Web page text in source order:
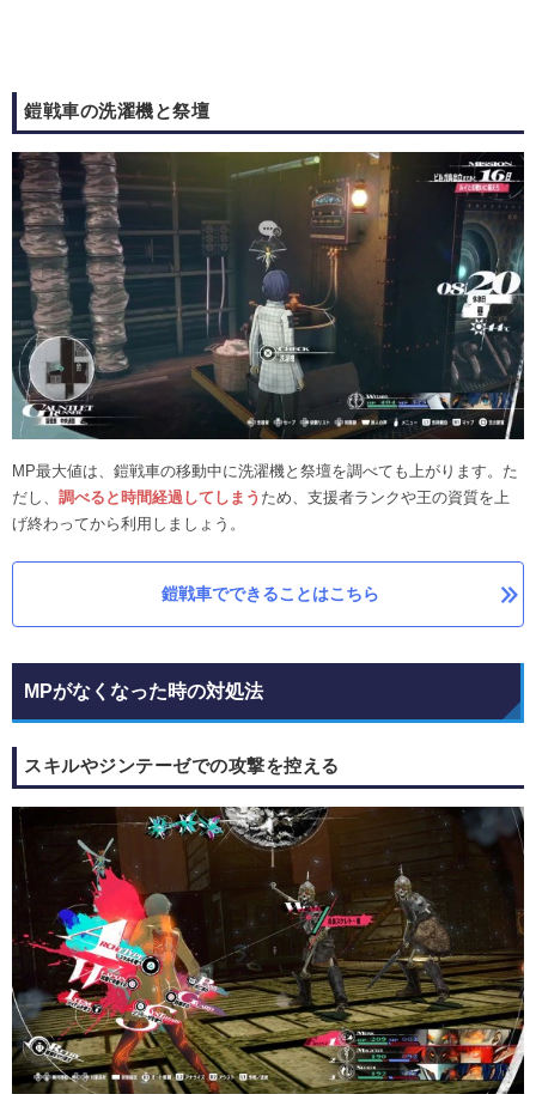
鎧戦車の洗濯機と祭壇
MP最大値は、鎧戦車の移動中に洗濯機と祭壇を調べても上がります。た
だし、 調べると時間経過してしまう ため、支援者ランクや王の資質を上
げ終わってから利用しましょう。
鎧戦車でできることはこちら
MPがなくなった時の対処法
スキルやジンテーゼでの攻撃を控える